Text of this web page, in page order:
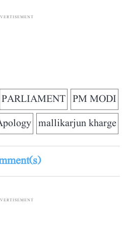
PM MODI
PARLIAMENT
mallikarjun kharge